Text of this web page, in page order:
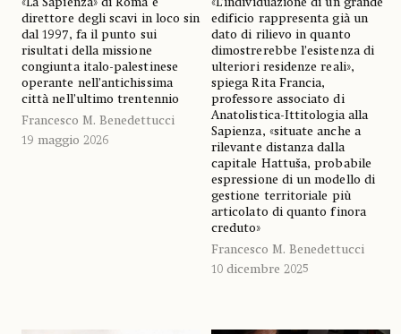
«La Sapienza» di Roma e
direttore degli scavi in loco sin
dal 1997, fa il punto sui
risultati della missione
congiunta italo-palestinese
operante nell’antichissima
città nell’ultimo trentennio
Francesco M. Benedettucci
19 maggio 2026
«L’individuazione di un grande
edificio rappresenta già un
dato di rilievo in quanto
dimostrerebbe l’esistenza di
ulteriori residenze reali»,
spiega Rita Francia,
professore associato di
Anatolistica-Ittitologia alla
Sapienza, «situate anche a
rilevante distanza dalla
capitale Hattuša, probabile
espressione di un modello di
gestione territoriale più
articolato di quanto finora
creduto»
Francesco M. Benedettucci
10 dicembre 2025